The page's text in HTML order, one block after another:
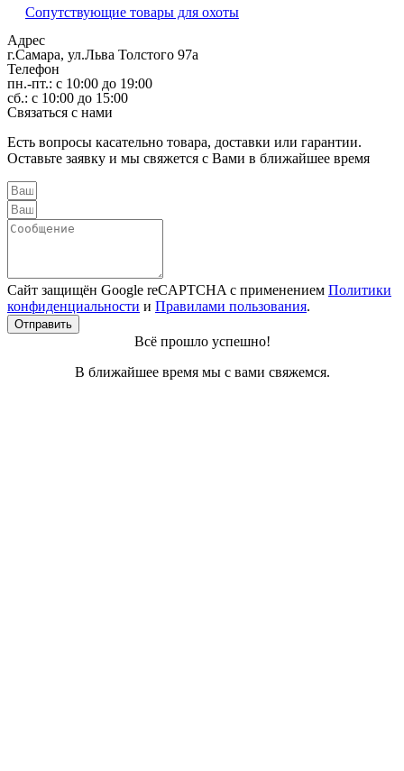
Сопутствующие товары для охоты
Адрес
г.Самара, ул.Льва Толстого 97а
Телефон
пн.-пт.: с 10:00 до 19:00
сб.: с 10:00 до 15:00
Связаться с нами
Есть вопросы касательно товара, доставки или гарантии.
Оставьте заявку и мы свяжется с Вами в ближайшее время
Сайт защищён Google reCAPTCHA с применением Политики
конфиденциальности и Правилами пользования.
Отправить
Всё прошло успешно!
В ближайшее время мы с вами свяжемся.